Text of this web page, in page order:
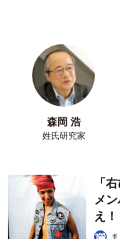
森岡 浩
姓氏研究家
「
メ
え